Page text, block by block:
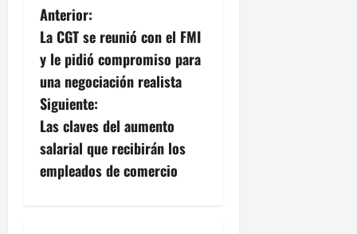
N
a
v
e
g
a
Anterior:
La CGT se reunió con el FMI
y le pidió compromiso para
una negociación realista
Siguiente:
Las claves del aumento
salarial que recibirán los
empleados de comercio